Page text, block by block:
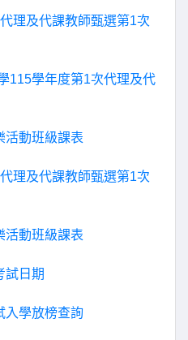
理及代課教師甄選第1次
115學年度第1次代理及代
活動班級課表
理及代課教師甄選第1次
活動班級課表
試日期
入學放榜查詢